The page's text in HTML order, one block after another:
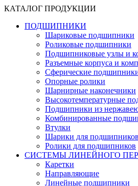
КАТАЛОГ ПРОДУКЦИИ
ПОДШИПНИКИ
Шариковые подшипники
Роликовые подшипники
Подшипниковые узлы и
Разъемные корпуса и
Сферические
Опорные ролики
Шарнирные наконечники
Высокотемпературные
Подшипники из
Комбинированные
Втулки
Шарики для подшипников
Ролики для подшипников
СИСТЕМЫ ЛИНЕЙНОГО
Каретки
Направляющие
Линейные подшипники